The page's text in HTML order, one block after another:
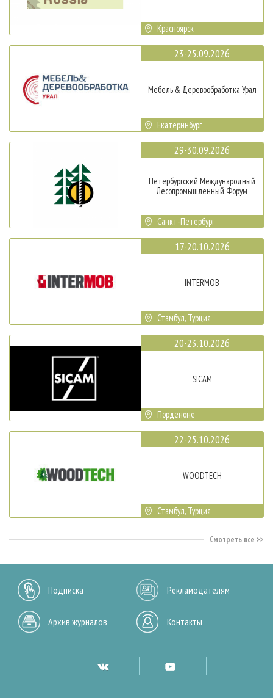
Красноярск
23-25.09.2026
Мебель & Деревообработка Урал
Екатеринбург
29-30.09.2026
Петербургский Международный
Лесопромышленный Форум
Санкт-Петербург
17-20.10.2026
INTERMOB
Стамбул, Турция
20-23.10.2026
SICAM
Порденоне
22-25.10.2026
WOODTECH
Стамбул, Турция
Смотреть все
Подписка Рекламодателям
Архив журналов Контакты